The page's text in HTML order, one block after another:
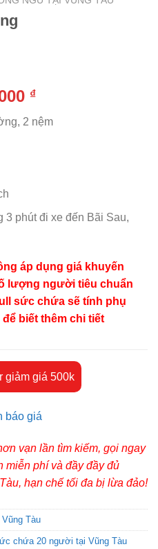
₫.
₫Giá
hiện
tại
2 nệm
3 phút đi xe đến Bãi Sau,
áp dụng giá khuyến
lượng người tiêu chuẩn
sức chứa sẽ tính phụ
biết thêm chi tiết
giảm giá 500k
vạn lần tìm kiếm, gọi ngay
miễn phí và đầy đầy đủ
hạn chế tối đa bị lừa đảo!
Tàu
chứa 20 người tại Vũng Tàu